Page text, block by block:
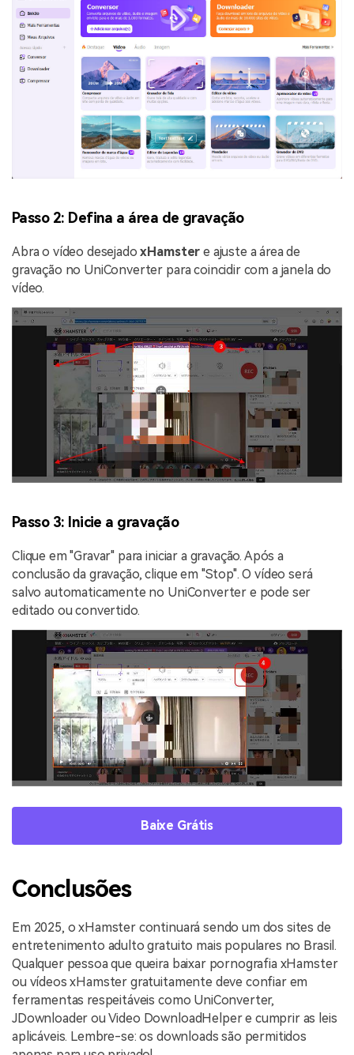
Passo 2: Defina a área de gravação
Abra o vídeo desejadoxHamster e ajuste a área de
gravação no UniConverter para coincidir com a janela do
vídeo.
Passo 3: Inicie a gravação
Clique em "Gravar" para iniciar a gravação. Após a
conclusão da gravação, clique em "Stop". O vídeo será
salvo automaticamente no UniConverter e pode ser
editado ou convertido.
Baixe Grátis
Conclusões
Em 2025, o xHamster continuará sendo um dos sites de
entretenimento adulto gratuito mais populares no Brasil.
Qualquer pessoa que queira baixar pornografia xHamster
ou vídeos xHamster gratuitamente deve confiar em
ferramentas respeitáveis como UniConverter,
JDownloader ou Video DownloadHelper e cumprir as leis
aplicáveis. Lembre-se: os downloads são permitidos